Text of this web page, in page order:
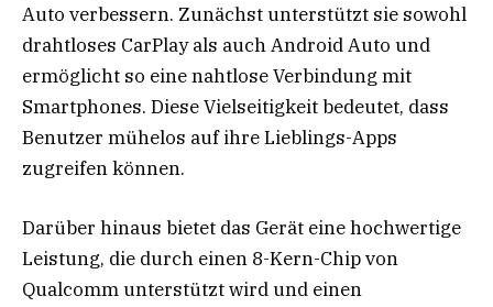
Auto verbessern. Zunächst unterstützt sie sowohl
drahtloses CarPlay als auch Android Auto und
ermöglicht so eine nahtlose Verbindung mit
Smartphones. Diese Vielseitigkeit bedeutet, dass
Benutzer mühelos auf ihre Lieblings-Apps
zugreifen können.
Darüber hinaus bietet das Gerät eine hochwertige
Leistung, die durch einen 8-Kern-Chip von
Qualcomm unterstützt wird und einen